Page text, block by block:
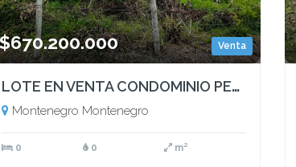
Venta
$670.200.000
LOTE EN VENTA CONDOMINIO PERMISO DE USO TURÍSTICO - MONTENEGRO QUINDÍO
Montenegro Montenegro
0 0 m²